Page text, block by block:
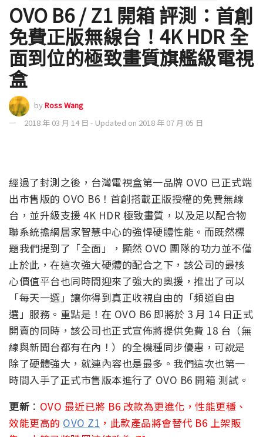
OVO B6 / Z1 開箱 評測：首創
免費正版無線台！4K HDR 全
面到位的極致畫質旗艦級電視
盒
byRoss Wang
2018 年 03 月 14 日 - Updated on 2018 年 07 月 05 日
經過了封測之後，台灣電視盒第一品牌 OVO 已正式端
出市售版的 OVO B6！首創搭載正版授權的免費無線
台，並升級支援 4K HDR 極致畫質，以及足以配合物
聯系統擔綱居家智慧中心的強悍硬體性能。而既然標
題我們提到了「全面」，顯然 OVO 團隊的功力並不僅
止於此，在這次強大硬體的配合之下，該公司的最核
心價值平台也同時間迎來了強大的奧援，推出了可以
「每天一選」讓你得到真正收視自由的「頻道自由
選」服務。重點是！在 OVO B6 即將於 3 月 14 日正式
開賣的同時，該公司也正式宣佈將提供免費 18 台（無
線與新聞台都有在內！）的全機種同步優惠，可說是
除了硬體強大，就連內容也是最多。我們這次也第一
時間入手了正式市售版本進行了 OVO B6 開箱 測試。
更新 ： OVO 最近已將 B6 改款為更進化，性能更穩、
效能更高的 OVO Z1 ，此款產品將會替代 B6 上架販